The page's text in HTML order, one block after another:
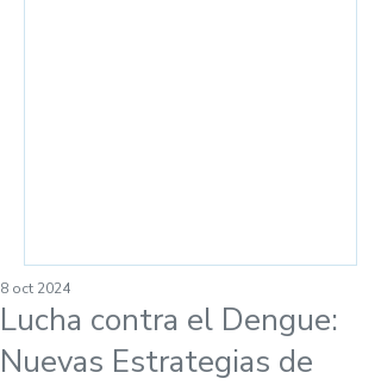
Lucha contra el Dengue:
Nuevas Estrategias de
8 oct 2024